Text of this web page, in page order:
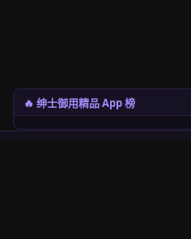
🔥 绅士御用精品 App 榜